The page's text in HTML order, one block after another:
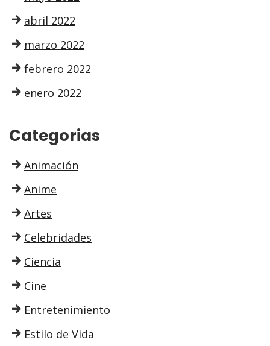
abril 2022
marzo 2022
febrero 2022
enero 2022
Categorias
Animación
Anime
Artes
Celebridades
Ciencia
Cine
Entretenimiento
Estilo de Vida